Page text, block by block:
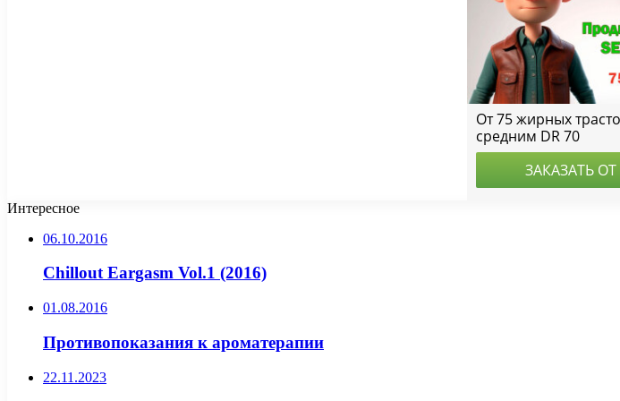
Интересное
06.10.2016
Chillout Eargasm Vol.1 (2016)
01.08.2016
Противопоказания к ароматерапии
22.11.2023